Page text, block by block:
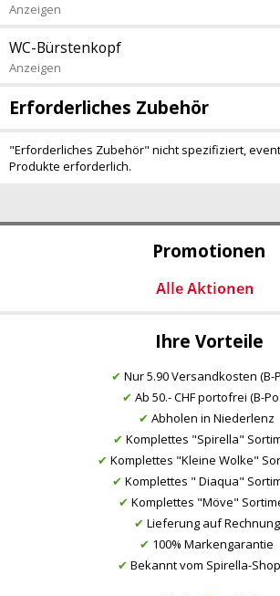
Promotionen
Ihre Vorteile
✔ Nur 5.90 Versandkosten (B-
✔ Ab 50.- CHF portofrei (B-
✔ Abholen in Niederlenz
✔ Komplettes "Spirella"
✔ Komplettes "Kleine Wolke"
✔ Komplettes " Diaqua"
✔ Komplettes "Möve"
✔ Lieferung auf Rechnung
✔ 100% Markengarantie
✔ Bekannt vom Spirella-
Anzeigen
WC-Bürstenkopf
Anzeigen
Erforderliches Zubehör
"Erforderliches Zubehör" nicht spezifiziert,
Produkte erforderlich.